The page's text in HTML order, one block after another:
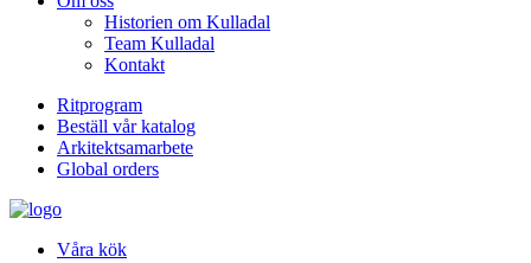
Historien om Kulladal
Team Kulladal
Kontakt
Ritprogram
Beställ vår katalog
Arkitektsamarbete
Global orders
Våra kök